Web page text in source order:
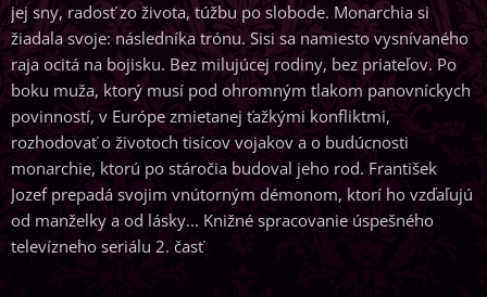
jej sny, radosť zo života, túžbu po slobode. Monarchia si
žiadala svoje: následníka trónu. Sisi sa namiesto vysnívaného
raja ocitá na bojisku. Bez milujúcej rodiny, bez priateľov. Po
boku muža, ktorý musí pod ohromným tlakom panovníckych
povinností, v Európe zmietanej ťažkými konfliktmi,
rozhodovať o životoch tisícov vojakov a o budúcnosti
monarchie, ktorú po stáročia budoval jeho rod. František
Jozef prepadá svojim vnútorným démonom, ktorí ho vzďaľujú
od manželky a od lásky... Knižné spracovanie úspešného
televízneho seriálu 2. časť